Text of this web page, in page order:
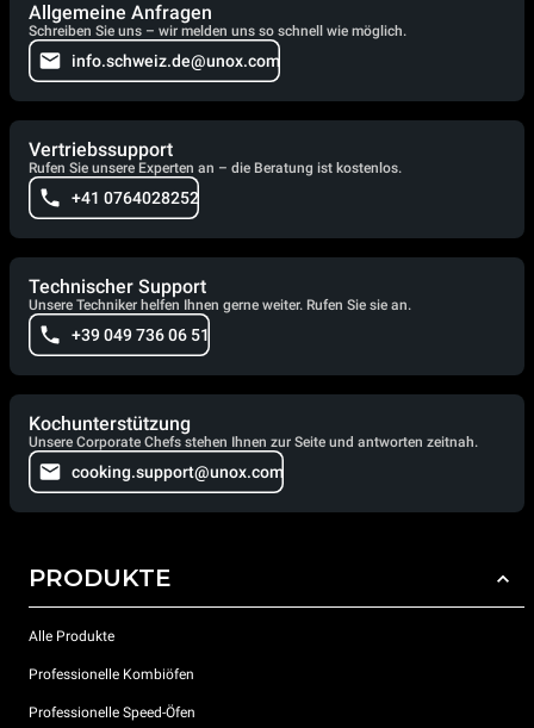
Allgemeine Anfragen
Schreiben Sie uns – wir melden uns so schnell wie möglich.
info.schweiz.de@unox.com
Vertriebssupport
Rufen Sie unsere Experten an – die Beratung ist kostenlos.
+41 0764028252
Technischer Support
Unsere Techniker helfen Ihnen gerne weiter. Rufen Sie sie an.
+39 049 736 06 51
Kochunterstützung
Unsere Corporate Chefs stehen Ihnen zur Seite und antworten zeitnah.
cooking.support@unox.com
PRODUKTE
Alle Produkte
Professionelle Kombiöfen
Professionelle Speed-Öfen